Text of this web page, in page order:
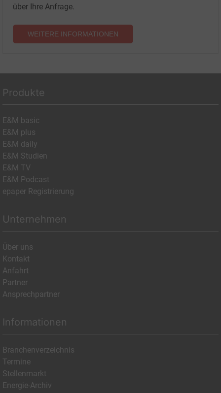
über Ihre Anfrage.
WEITERE INFORMATIONEN
Produkte
E&M basic
E&M plus
E&M daily
E&M Studien
E&M TV
E&M Podcast
epaper Registrierung
Unternehmen
Über uns
Kontakt
Anfahrt
Partner
Ansprechpartner
Informationen
Branchenverzeichnis
Termine
Stellenmarkt
Energie-Archiv